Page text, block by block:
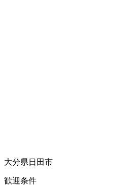
大分県日田市
歓迎条件